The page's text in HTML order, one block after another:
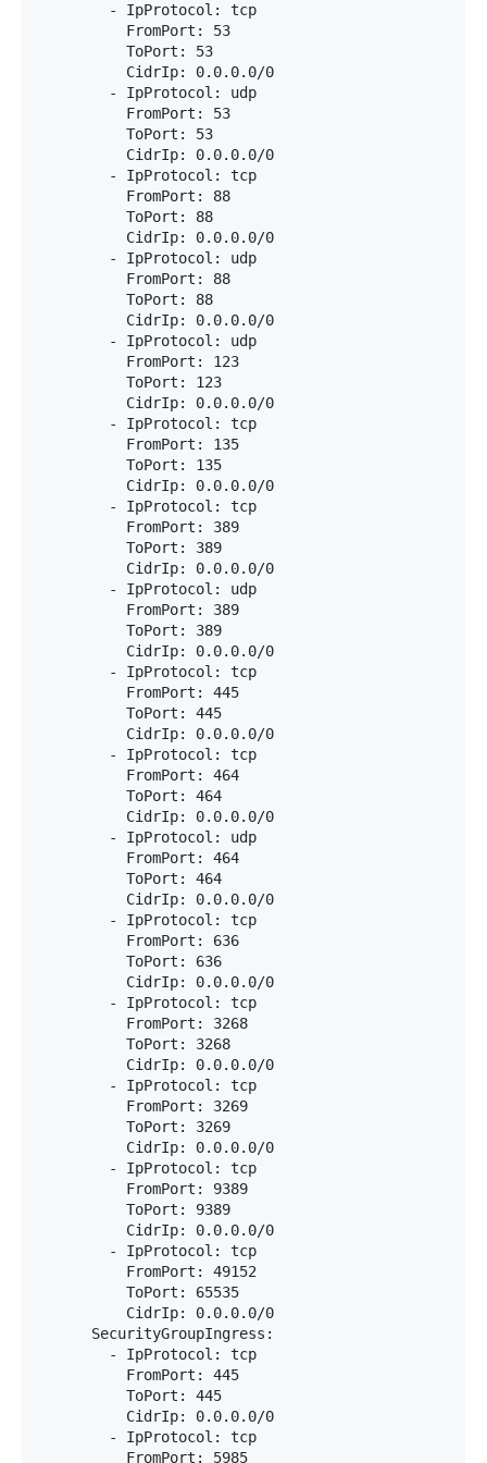
        - IpProtocol: tcp
          FromPort: 53
          ToPort: 53
          CidrIp: 0.0.0.0/0
        - IpProtocol: udp
          FromPort: 53
          ToPort: 53
          CidrIp: 0.0.0.0/0
        - IpProtocol: tcp
          FromPort: 88
          ToPort: 88
          CidrIp: 0.0.0.0/0
        - IpProtocol: udp
          FromPort: 88
          ToPort: 88
          CidrIp: 0.0.0.0/0
        - IpProtocol: udp
          FromPort: 123
          ToPort: 123
          CidrIp: 0.0.0.0/0
        - IpProtocol: tcp
          FromPort: 135
          ToPort: 135
          CidrIp: 0.0.0.0/0
        - IpProtocol: tcp
          FromPort: 389
          ToPort: 389
          CidrIp: 0.0.0.0/0
        - IpProtocol: udp
          FromPort: 389
          ToPort: 389
          CidrIp: 0.0.0.0/0
        - IpProtocol: tcp
          FromPort: 445
          ToPort: 445
          CidrIp: 0.0.0.0/0
        - IpProtocol: tcp
          FromPort: 464
          ToPort: 464
          CidrIp: 0.0.0.0/0
        - IpProtocol: udp
          FromPort: 464
          ToPort: 464
          CidrIp: 0.0.0.0/0
        - IpProtocol: tcp
          FromPort: 636
          ToPort: 636
          CidrIp: 0.0.0.0/0
        - IpProtocol: tcp
          FromPort: 3268
          ToPort: 3268
          CidrIp: 0.0.0.0/0
        - IpProtocol: tcp
          FromPort: 3269
          ToPort: 3269
          CidrIp: 0.0.0.0/0
        - IpProtocol: tcp
          FromPort: 9389
          ToPort: 9389
          CidrIp: 0.0.0.0/0
        - IpProtocol: tcp
          FromPort: 49152
          ToPort: 65535
          CidrIp: 0.0.0.0/0
      SecurityGroupIngress:
        - IpProtocol: tcp
          FromPort: 445
          ToPort: 445
          CidrIp: 0.0.0.0/0
        - IpProtocol: tcp
          FromPort: 5985